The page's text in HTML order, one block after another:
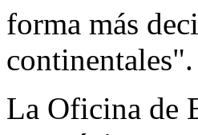
forma más
continentales".
La Oficina de